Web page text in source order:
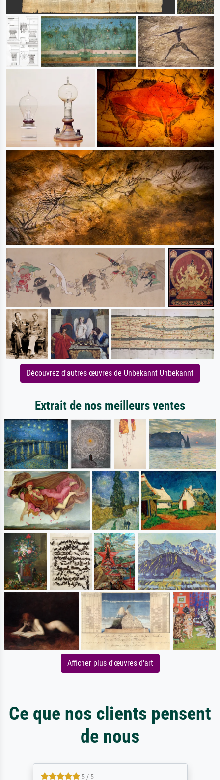
Découvrez d'autres œuvres de Unbekannt Unbekannt
Extrait de nos meilleurs ventes
Afficher plus d'œuvres d'art
Ce que nos clients pensent
de nous
5 / 5